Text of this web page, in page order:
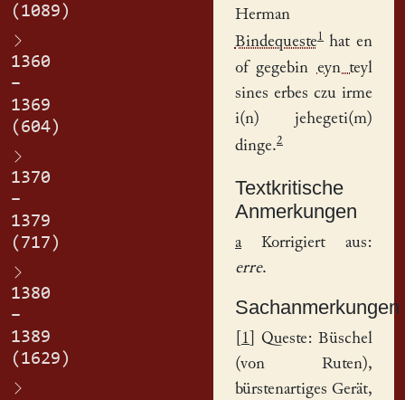
(1089)
1360
–
1369
(604)
1370
–
1379
(717)
1380
–
1389
(1629)
Herman
Bindequeste1hat en
of gegebin eyn teyl
sines erbes czu irme
i(n) jehegeti(m)
dinge.2
Textkritische
Anmerkungen
aKorrigiert aus:
erre.
Sachanmerkungen
1
] Queste: Büschel
(von Ruten),
bürstenartiges Gerät,